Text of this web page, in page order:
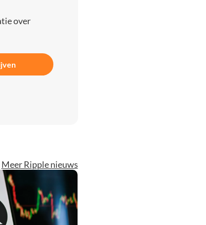
over
Meer Ripple nieuws